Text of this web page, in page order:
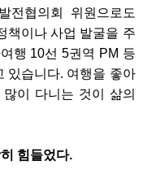
전협의회 위원으로도
책이나 사업 발굴을 주
행 10선 5권역 PM 등
있습니다. 여행을 좋아
많이 다니는 것이 삶의
힘들었다.